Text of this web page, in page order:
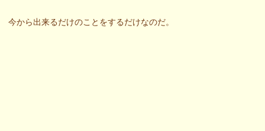
今から出来るだけのことをするだけなのだ。